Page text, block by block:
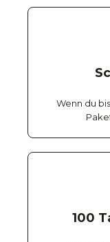
Wenn du
100